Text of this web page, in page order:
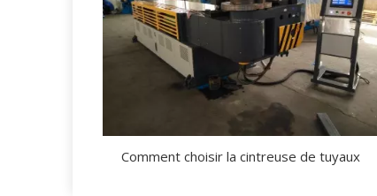
Comment choisir la cintreuse de tuyaux